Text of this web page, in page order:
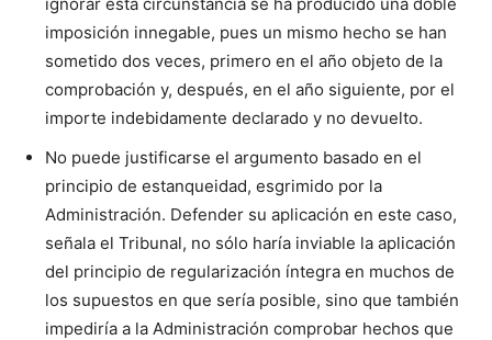
imposición innegable, pues un mismo hecho se han
sometido dos veces, primero en el año objeto de la
comprobación y, después, en el año siguiente, por el
importe indebidamente declarado y no devuelto.
No puede justificarse el argumento basado en el
principio de estanqueidad, esgrimido por la
Administración. Defender su aplicación en este caso,
señala el Tribunal, no sólo haría inviable la aplicación
del principio de regularización íntegra en muchos de
los supuestos en que sería posible, sino que también
impediría a la Administración comprobar hechos que